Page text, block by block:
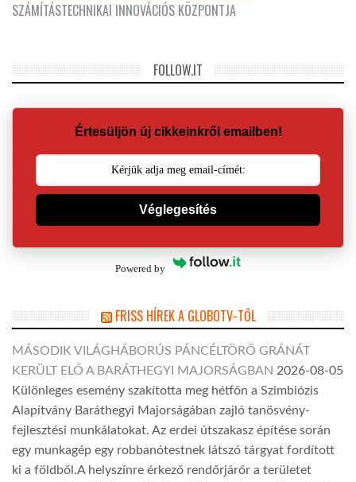
SZÁMÍTÁSTECHNIKAI INNOVÁCIÓS KÖZPONTJA
FOLLOW.IT
Értesüljön új cikkeinkről emailben!
Véglegesítés
Powered by
FRISS HÍREK A GLOBOTV-TŐL
MÁSODIK VILÁGHÁBORÚS PÁNCÉLTÖRŐ GRÁNÁT
KERÜLT ELŐ A BARÁTHEGYI MAJORSÁGBAN 2026-08-05
Különleges esemény szakította meg hétfőn a Szimbiózis
Alapítvány Baráthegyi Majorságában zajló tanösvény-
fejlesztési munkálatokat. Az erdei útszakasz építése során
egy munkagép egy robbanótestnek látszó tárgyat fordított
ki a földből.A helyszínre érkező rendőrjárőr a területet